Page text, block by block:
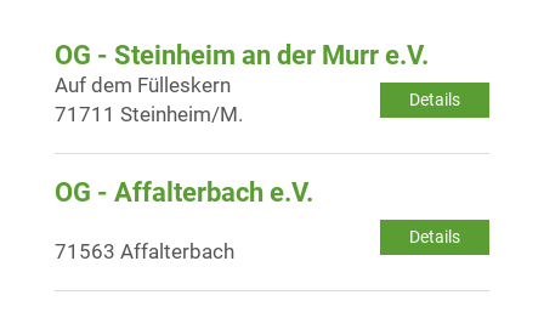
OG - Steinheim an der Murr e.V.
Details
Auf dem Fülleskern
71711 Steinheim/M.
OG - Affalterbach e.V.
Details
71563 Affalterbach